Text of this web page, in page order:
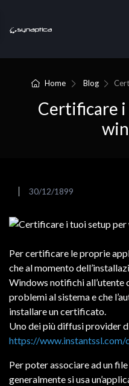
Home Blog
Certificare
30/12/1899
Per certificare le proprie
che al momento
Windows notifichi all’utente
problemi al sistema e che
installare un certificato.
Uno dei più diffusi provider
https://
Per poter associare ad un
generalmente si usa